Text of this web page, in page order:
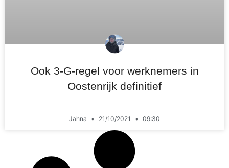
Ook 3-G-regel voor werknemers in
Oostenrijk definitief
Jahna 21/10/2021 09:30